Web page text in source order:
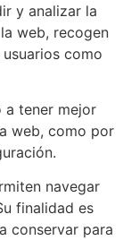
y analizar la
web, recogen
como
a tener mejor
web, como por
navegar
finalidad es
conservar para